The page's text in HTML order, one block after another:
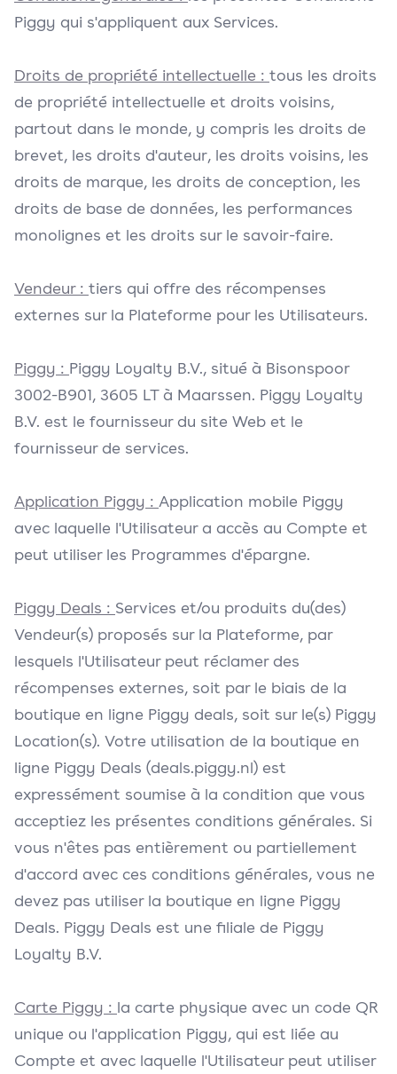
Piggy qui s'appliquent aux Services.
Droits de propriété intellectuelle : tous les droits
de propriété intellectuelle et droits voisins,
partout dans le monde, y compris les droits de
brevet, les droits d'auteur, les droits voisins, les
droits de marque, les droits de conception, les
droits de base de données, les performances
monolignes et les droits sur le savoir-faire.
Vendeur : tiers qui offre des récompenses
externes sur la Plateforme pour les Utilisateurs.
Piggy : Piggy Loyalty B.V., situé à Bisonspoor
3002-B901, 3605 LT à Maarssen. Piggy Loyalty
B.V. est le fournisseur du site Web et le
fournisseur de services.
Application Piggy : Application mobile Piggy
avec laquelle l'Utilisateur a accès au Compte et
peut utiliser les Programmes d'épargne.
Piggy Deals : Services et/ou produits du(des)
Vendeur(s) proposés sur la Plateforme, par
lesquels l'Utilisateur peut réclamer des
récompenses externes, soit par le biais de la
boutique en ligne Piggy deals, soit sur le(s) Piggy
Location(s). Votre utilisation de la boutique en
ligne Piggy Deals (deals.piggy.nl) est
expressément soumise à la condition que vous
acceptiez les présentes conditions générales. Si
vous n'êtes pas entièrement ou partiellement
d'accord avec ces conditions générales, vous ne
devez pas utiliser la boutique en ligne Piggy
Deals. Piggy Deals est une filiale de Piggy
Loyalty B.V.
Carte Piggy : la carte physique avec un code QR
unique ou l'application Piggy, qui est liée au
Compte et avec laquelle l'Utilisateur peut utiliser